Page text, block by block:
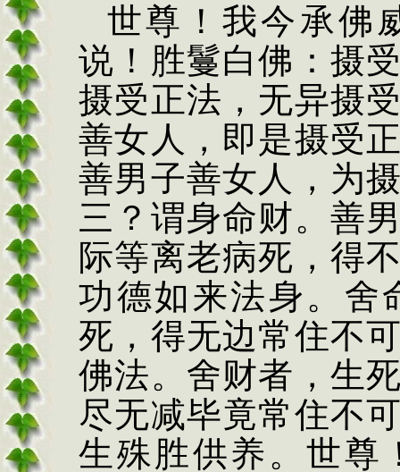
世尊！我今承佛
说！胜鬘白佛：摄
摄受正法，无异摄
善女人，即是摄受
善男子善女人，为
三？谓身命财。善
际等离老病死，得
功德如来法身。舍
死，得无边常住不
佛法。舍财者，生
尽无减毕竟常住不
生殊胜供养。世尊